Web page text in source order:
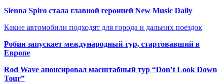
Sienna Spiro стала главной героиней New Music Daily
Какие автомобили подходят для города и дальних поездок
Робин запускает международный тур, стартовавший в
Европе
Rod Wave анонсировал масштабный тур “Don’t Look Down
Tour”